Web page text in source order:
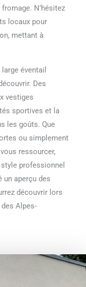
N’hésitez
locaux pour
mettant à
éventail
Des
vestiges
sportives et la
les goûts. Que
ou simplement
ressourcer,
professionnel
aperçu des
découvrir lors
Alpes-